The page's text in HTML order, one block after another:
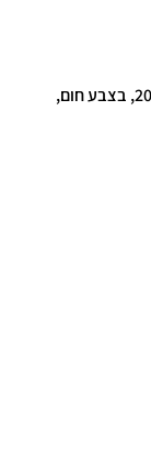
פאטרן פורצלן טאג’ינה מדיטראנה ביבלוס 1*20*20, בצבע חום,